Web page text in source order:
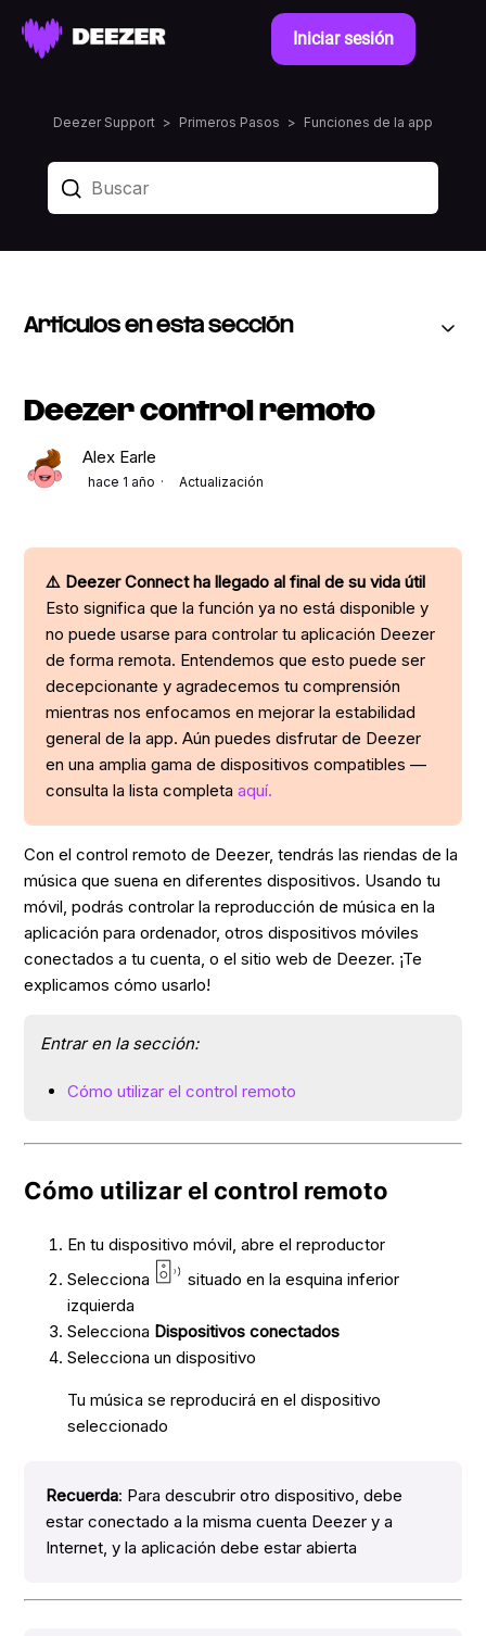
Iniciar sesión
Deezer Support Primeros Pasos Funciones de la app
Artículos en esta sección
Deezer control remoto
Alex Earle
hace 1 año Actualización
⚠️ Deezer Connect ha llegado al final de su vida útil
Esto significa que la función ya no está disponible y
no puede usarse para controlar tu aplicación Deezer
de forma remota. Entendemos que esto puede ser
decepcionante y agradecemos tu comprensión
mientras nos enfocamos en mejorar la estabilidad
general de la app. Aún puedes disfrutar de Deezer
en una amplia gama de dispositivos compatibles —
consulta la lista completaaquí.
Con el control remoto de Deezer, tendrás las riendas de la
música que suena en diferentes dispositivos. Usando tu
móvil, podrás controlar la reproducción de música en la
aplicación para ordenador, otros dispositivos móviles
conectados a tu cuenta, o el sitio web de Deezer. ¡Te
explicamos cómo usarlo!
Entrar en la sección:
Cómo utilizar el control remoto
Cómo utilizar el control remoto
En tu dispositivo móvil, abre el reproductor
Selecciona
situado en la esquina inferior
izquierda
Selecciona Dispositivos conectados
Selecciona un dispositivo
Tu música se reproducirá en el dispositivo
seleccionado
Recuerda: Para descubrir otro dispositivo, debe
estar conectado a la misma cuenta Deezer y a
Internet, y la aplicación debe estar abierta